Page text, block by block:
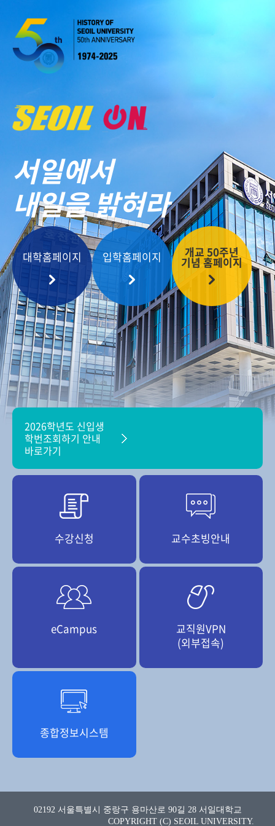
서일에서
내일을 밝혀라
대학홈페이지 입학홈페이지 개교 50주년
기념 홈페이지
2026학년도 신입생
학번조회하기 안내
바로가기
수강신청 교수초빙안내
eCampus
교직원VPN
(외부접속)
종합정보시스템
02192 서울특별시 중랑구 용마산로 90길 28 서일대학교
COPYRIGHT (C) SEOIL UNIVERSITY.